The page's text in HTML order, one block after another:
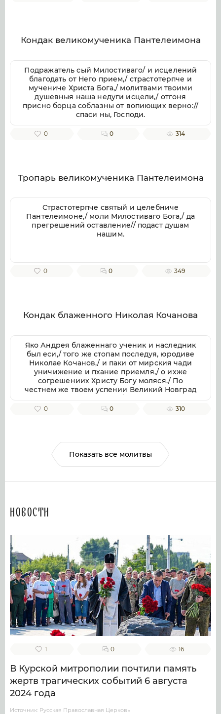
Кондак великомученика Пантелеимона
Подражатель сый Милостиваго/ и исцелений
благодать от Него прием,/ страстотерпче и
мучениче Христа Бога,/ молитвами твоими
душевныя наша недуги исцели,/ отгоня
присно борца соблазны от вопиющих верно://
спаси ны, Господи.
0 0 314
Тропарь великомученика Пантелеимона
Страстотерпче святый и целебниче
Пантелеимоне,/ моли Милостиваго Бога,/ да
прегрешений оставление// подаст душам
нашим.
0 0 349
Кондак блаженного Николая Кочанова
Яко Андрея блаженнаго ученик и наследник
был еси,/ того же стопам последуя, юродиве
Николае Кочанов,/ и паки от мирския чади
уничижение и пхание приемля,/ о ихже
согрешениих Христу Богу моляся./ По
честнем же твоем успении Великий Новград
имать мощи твоя в себе,/ яко неистощимое
сокровище,/ подаеши бо исцеление/ с верою
0 0 310
Показать все молитвы
Новости
1 0 16
В Курской митрополии почтили память
жертв трагических событий 6 августа
2024 года
Источник: Русская Православная Церковь